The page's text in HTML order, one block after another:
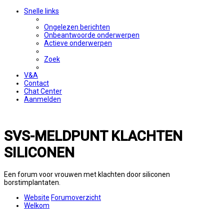
Snelle links
Ongelezen berichten
Onbeantwoorde onderwerpen
Actieve onderwerpen
Zoek
V&A
Contact
Chat Center
Aanmelden
SVS-MELDPUNT KLACHTEN
SILICONEN
Een forum voor vrouwen met klachten door siliconen
borstimplantaten.
Website Forumoverzicht
Welkom